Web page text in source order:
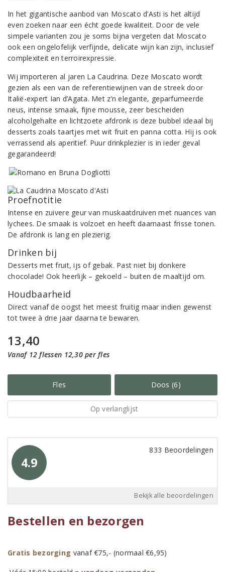
In het gigantische aanbod van Moscato d’Asti is het altijd
even zoeken naar een écht goede kwaliteit. Door de vele
simpele varianten zou je soms bijna vergeten dat Moscato
ook een ongelofelijk verfijnde, delicate wijn kan zijn, inclusief
complexiteit en terroirexpressie.
Wij importeren al jaren La Caudrina. Deze Moscato wordt
gezien als een van de referentiewijnen van de streek door
Italië-expert Ian d’Agata. Met z’n elegante, geparfumeerde
neus, intense smaak, fijne mousse, zeer bescheiden
alcoholgehalte en lichtzoete afdronk is deze bubbel ideaal bij
desserts zoals taartjes met wit fruit en panna cotta. Hij is ook
verrassend als aperitief. Puur drinkplezier is in ieder geval
gegarandeerd!
Proefnotitie
Intense en zuivere geur van muskaatdruiven met nuances van
lychees. De smaak is volzoet en heeft daarnaast frisse tonen.
De afdronk is lang en plezierig.
Drinken bij
Desserts met fruit, ijs of gebak. Past niet bij donkere
chocolade! Ook heerlijk – gekoeld – buiten de maaltijd om.
Houdbaarheid
Direct vanaf de oogst het meest fruitig maar indien gewenst
tot twee à drie jaar daarna te bewaren.
13,40
Vanaf 12 flessen 12,30 per fles
Fles Doos (6)
Op verlanglijst
4.9
833 Beoordelingen
Bekijk alle beoordelingen
Bestellen en bezorgen
Gratis bezorging vanaf €75,- (normaal €6,95)